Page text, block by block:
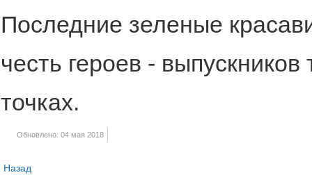
Последние зеленые
честь героев -
точках.
Обновлено: 04 мая 2018
Назад